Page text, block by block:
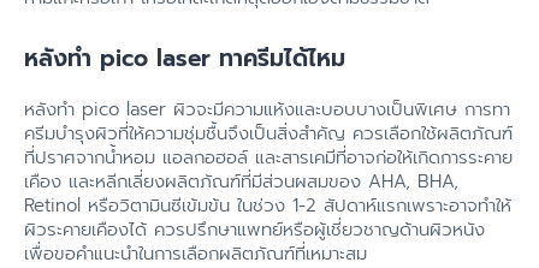
หลังทํา pico laser ทาครีมได้ไหม
หลังทำ pico laser ผิวจะมีความแห้งและบอบบางเป็นพิเศษ การทา
ครีมบำรุงผิวที่ให้ความชุ่มชื้นจึงเป็นสิ่งสำคัญ ควรเลือกใช้ผลิตภัณฑ์
ที่ปราศจากน้ำหอม แอลกอฮอล์ และสารเคมีที่อาจก่อให้เกิดการระคาย
เคือง และหลีกเลี่ยงผลิตภัณฑ์ที่มีส่วนผสมของ AHA, BHA,
Retinol หรือวิตามินซีเข้มข้น ในช่วง 1-2 สัปดาห์แรกเพราะอาจทำให้
ผิวระคายเคืองได้ ควรปรึกษาแพทย์หรือผู้เชี่ยวชาญด้านผิวหนัง
เพื่อขอคำแนะนำในการเลือกผลิตภัณฑ์ที่เหมาะสม